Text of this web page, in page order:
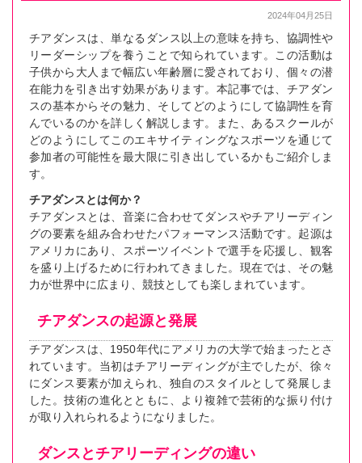
2024年04月25日
チアダンスは、単なるダンス以上の意味を持ち、協調性や
リーダーシップを養うことで知られています。この活動は
子供から大人まで幅広い年齢層に愛されており、個々の潜
在能力を引き出す効果があります。本記事では、チアダン
スの基本からその魅力、そしてどのようにして協調性を育
んでいるのかを詳しく解説します。また、あるスクールが
どのようにしてこのエキサイティングなスポーツを通じて
参加者の可能性を最大限に引き出しているかもご紹介しま
す。
チアダンスとは何か？
チアダンスとは、音楽に合わせてダンスやチアリーディン
グの要素を組み合わせたパフォーマンス活動です。起源は
アメリカにあり、スポーツイベントで選手を応援し、観客
を盛り上げるために行われてきました。現在では、その魅
力が世界中に広まり、競技としても楽しまれています。
チアダンスの起源と発展
チアダンスは、1950年代にアメリカの大学で始まったとさ
れています。当初はチアリーディングが主でしたが、徐々
にダンス要素が加えられ、独自のスタイルとして発展しま
した。技術の進化とともに、より複雑で芸術的な振り付け
が取り入れられるようになりました。
ダンスとチアリーディングの違い